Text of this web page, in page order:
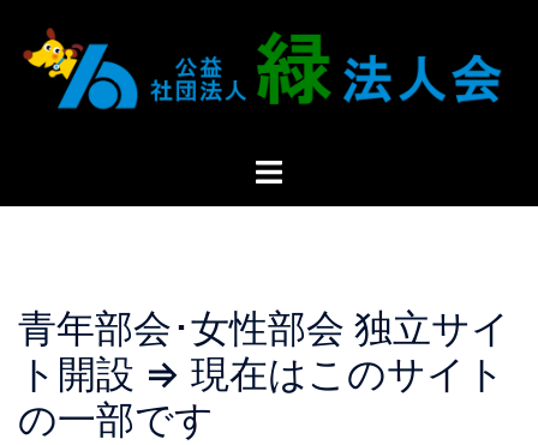
青年部会･女性部会 独立サイ
ト開設 ⇒ 現在はこのサイト
の一部です